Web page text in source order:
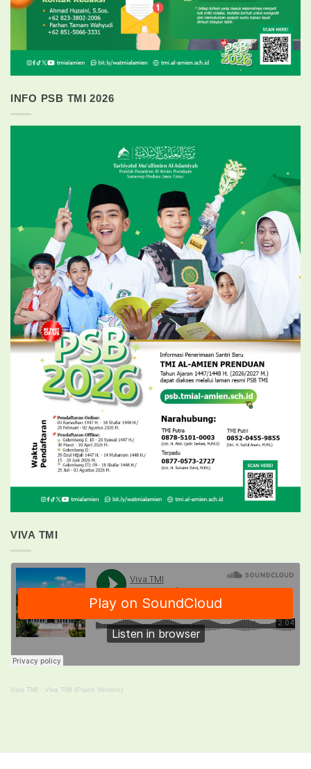
INFO PSB TMI 2026
VIVA TMI
Viva TMI · Viva TMI (Piano Version)